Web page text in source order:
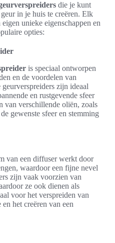
die je kunt
in je huis te creëren. Elk
unieke eigenschappen en
opties:
is speciaal ontworpen
en de voordelen van
zijn ideaal
en rustgevende sfeer
van verschillende oliën, zoals
gewenste sfeer en stemming
van een diffuser werkt door
waardoor een fijne nevel
zijn vaak voorzien van
ze ook dienen als
voor het verspreiden van
het creëren van een